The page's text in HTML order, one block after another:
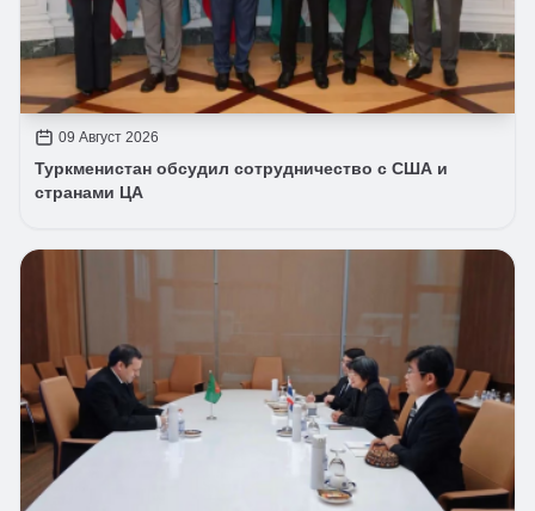
09 Август 2026
Туркменистан обсудил сотрудничество с США и
странами ЦА